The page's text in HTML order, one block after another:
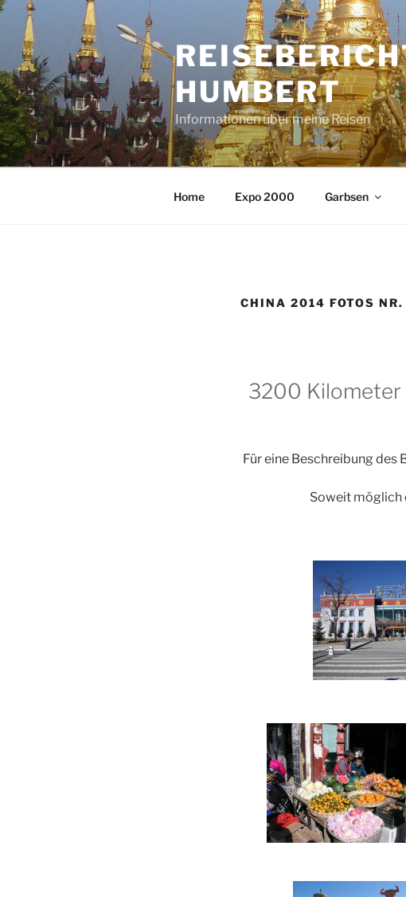
Zum
Inhalt
springen
HUMBERT
Informationen über meine Reisen
Home Expo 2000 Garbsen
CHINA 2014 FOTOS NR.
3200 Kilometer
Für eine Beschreibung
Soweit möglich